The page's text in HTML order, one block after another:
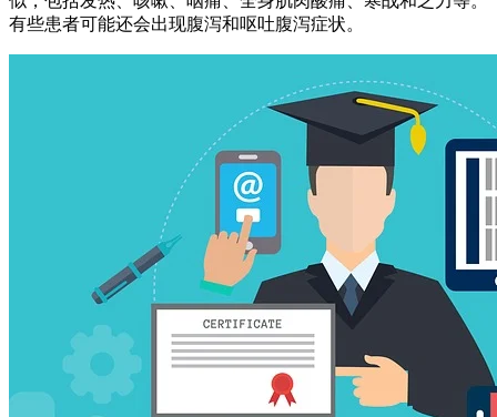
有些患者可能还会出现腹泻和呕吐腹泻症状。